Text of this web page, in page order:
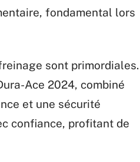
fondamental lors
sont primordiales.
Ace 2024, combiné
et une sécurité
confiance, profitant de